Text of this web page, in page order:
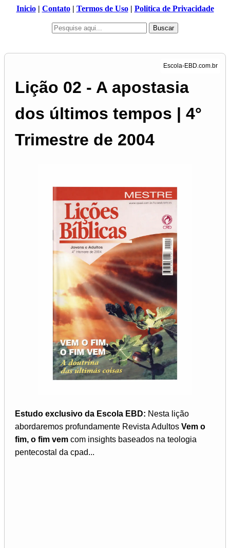
Inicio| Contato| Termos de Uso| Politica de Privacidade
Buscar
Lição 02 - A apostasia
dos últimos tempos | 4°
Trimestre de 2004
Estudo exclusivo da Escola EBD: Nesta lição
abordaremos profundamente Revista Adultos Vem o
fim, o fim vem com insights baseados na teologia
pentecostal da cpad...